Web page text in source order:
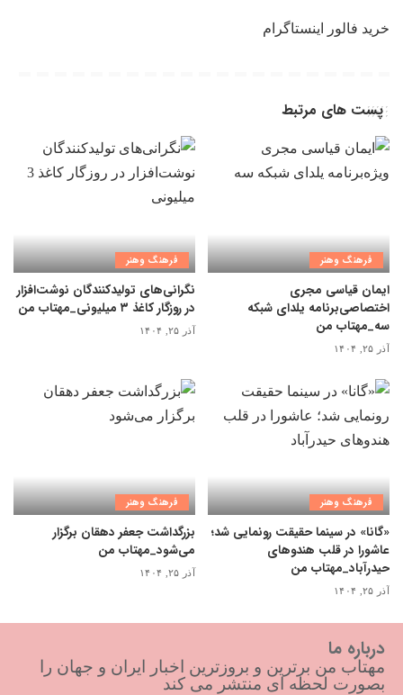
خرید فالور اینستاگرام
پست های مرتبط
فرهنگ وهنر
ایمان قیاسی مجری
اختصاصی‌برنامه یلدای شبکه
سه_مهتاب من
آذر ۲۵, ۱۴۰۴
فرهنگ وهنر
نگرانی‌های تولیدکنندگان نوشت‌افزار
در روزگار کاغذ ۳ میلیونی_مهتاب من
آذر ۲۵, ۱۴۰۴
فرهنگ وهنر
«گانا» در سینما حقیقت رونمایی شد؛
عاشورا در قلب هندوهای
حیدرآباد_مهتاب من
آذر ۲۵, ۱۴۰۴
فرهنگ وهنر
بزرگداشت جعفر دهقان برگزار
می‌شود_مهتاب من
آذر ۲۵, ۱۴۰۴
درباره ما
مهتاب من برترین و بروزترین اخبار ایران و جهان را
بصورت لحظه ای منتشر می کند